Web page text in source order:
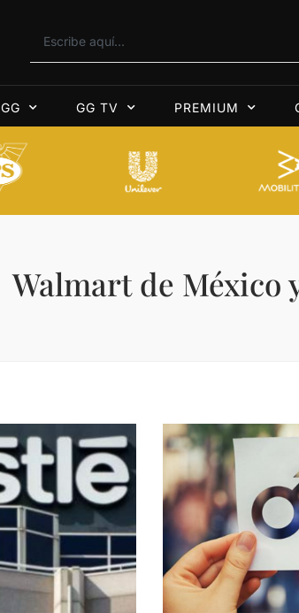
GG TV PREMIUM
Walmart de México